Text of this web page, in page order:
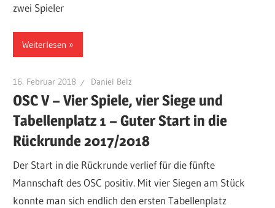
zwei Spieler
Weiterlesen
16. Februar 2018 Daniel Belz
OSC V – Vier Spiele, vier Siege und
Tabellenplatz 1 – Guter Start in die
Rückrunde 2017/2018
Der Start in die Rückrunde verlief für die fünfte
Mannschaft des OSC positiv. Mit vier Siegen am Stück
konnte man sich endlich den ersten Tabellenplatz